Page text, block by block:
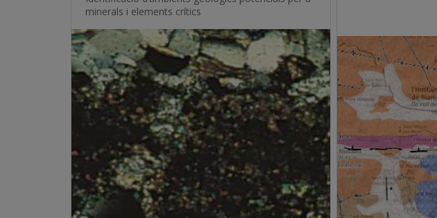
minerals i elements crítics